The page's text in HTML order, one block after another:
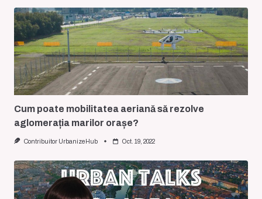
Cum poate mobilitatea aeriană să rezolve
aglomerația marilor orașe?
Contribuitor UrbanizeHub Oct. 19, 2022